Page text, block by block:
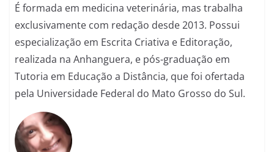
É formada em medicina veterinária, mas trabalha
exclusivamente com redação desde 2013. Possui
especialização em Escrita Criativa e Editoração,
realizada na Anhanguera, e pós-graduação em
Tutoria em Educação a Distância, que foi ofertada
pela Universidade Federal do Mato Grosso do Sul.